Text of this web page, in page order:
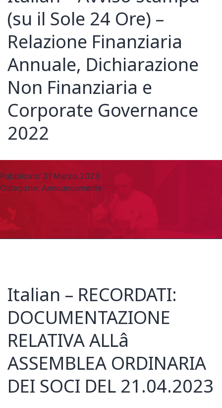
(su il Sole 24 Ore) –
Relazione Finanziaria
Annuale, Dichiarazione
Non Finanziaria e
Corporate Governance
2022
Pubblicato 31 Marzo 2023
Categorie: Announcements
Italian – RECORDATI:
DOCUMENTAZIONE
RELATIVA ALLâ
ASSEMBLEA ORDINARIA
DEI SOCI DEL 21.04.2023